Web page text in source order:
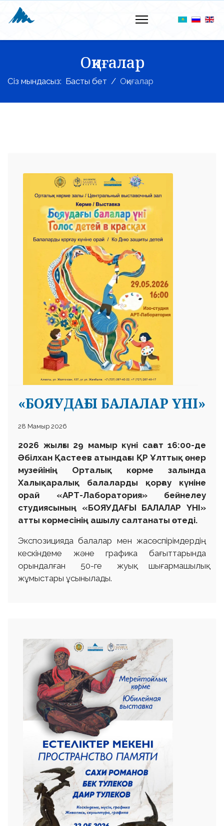
Оқиғалар
Сіз мындасыз: Басты бет Оқиғалар
«БОЯУДАҒЫ БАЛАЛАР ҮНІ»
28 Мамыр 2026
2026 жылғы 29 мамыр күні сағат 16:00-де
Әбілхан Қастеев атындағы ҚР Ұлттық өнер
музейінің Орталық көрме залында
Халықаралық балаларды қорғау күніне
орай «АРТ-Лаборатория» бейнелеу
студиясының «БОЯУДАҒЫ БАЛАЛАР ҮНІ»
атты көрмесінің ашылу салтанаты өтеді.
Экспозицияда балалар мен жасөспірімдердің
кескіндеме және графика бағыттарында
орындалған 50-ге жуық шығармашылық
жұмыстары ұсынылады.